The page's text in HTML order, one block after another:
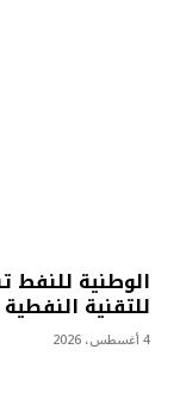
الوطنية
للتقنية النفطية
4 أغسطس، 2026